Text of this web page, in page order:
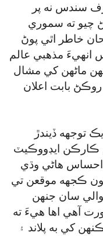
سندس نه پر
چيو ته سموري
خاطر اٿي پوڻ
انهيءَ مذهبي عالم
ماڻهن کي مشال
بابت اعلان
توجهه ڏيندڙ
ايڊووڪيٽ
احساس هاڻي وڌي
ڪجهه موقعن تي
سان جنهن
آهي اها هيءَ ته
کي به پلاند ۽